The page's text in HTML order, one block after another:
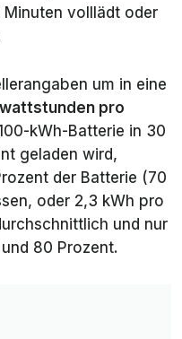
volllädt oder
um in eine
pro
kWh-Batterie in 30
geladen wird,
der Batterie (70
oder 2,3 kWh pro
und nur
80 Prozent.